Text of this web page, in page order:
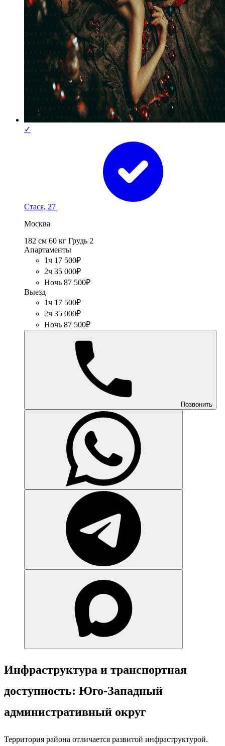
✓
Стася, 27
Москва
182 см 60 кг Грудь 2
Апартаменты
1ч 17 500₽
2ч 35 000₽
Ночь 87 500₽
Выезд
1ч 17 500₽
2ч 35 000₽
Ночь 87 500₽
Позвонить
Инфраструктура и транспортная
доступность: Юго-Западный
административный округ
Территория района отличается развитой инфраструктурой.